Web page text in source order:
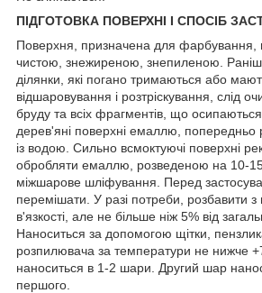
ПІДГОТОВКА ПОВЕРХНІ І СПОСІБ
Поверхня, призначена для фарбування,
чистою, знежиреною, знепиленою.
ділянки, які погано тримаються або
відшаровування і розтріскування, слід
бруду та всіх фрагментів, що
дерев'яні поверхні емаллю,
із водою. Сильно всмоктуючі поверхні
обробляти емаллю, розведеною на 10-
міжшарове шліфування. Перед
перемішати. У разі потреби, розбавити
в'язкості, але не більше ніж 5% від
Наноситься за допомогою щітки,
розпилювача за температури не нижче
наноситься в 1-2 шари. Другий шар
першого.